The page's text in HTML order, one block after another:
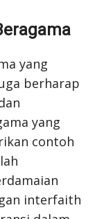
yang
berharap
yang
contoh
interfaith